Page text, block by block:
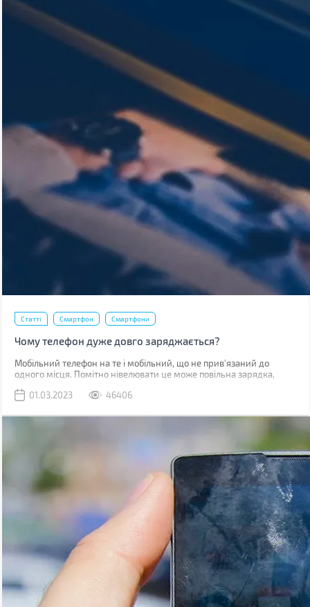
Статті Смартфон Смартфони
Чому телефон дуже довго заряджається?
Мобільний телефон на те і мобільний, що не прив'язаний до
одного місця. Помітно нівелювати це може повільна зарядка,
01.03.2023
46406